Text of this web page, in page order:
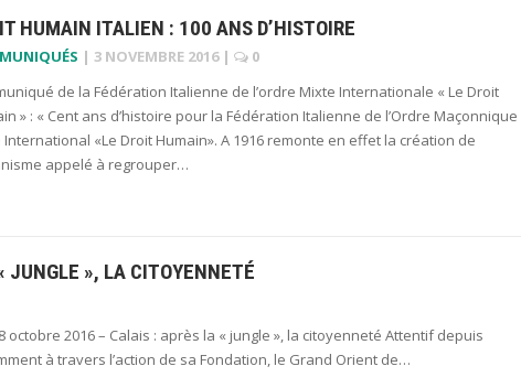
HUMAIN ITALIEN : 100 ANS D’HISTOIRE
| 3 NOVEMBRE 2016 |
0
de la Fédération Italienne de l’ordre Mixte Internationale « Le Droit
» : « Cent ans d’histoire pour la Fédération Italienne de l’Ordre Maçonnique
International «Le Droit Humain». A 1916 remonte en effet la création de
appelé à regrouper…
JUNGLE », LA CITOYENNETÉ
octobre 2016 – Calais : après la « jungle », la citoyenneté Attentif depuis
à travers l’action de sa Fondation, le Grand Orient de…